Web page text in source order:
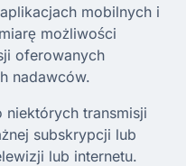
mobilnych i
możliwości
oferowanych
nadawców.
niektórych transmisji
subskrypcji lub
lub internetu.